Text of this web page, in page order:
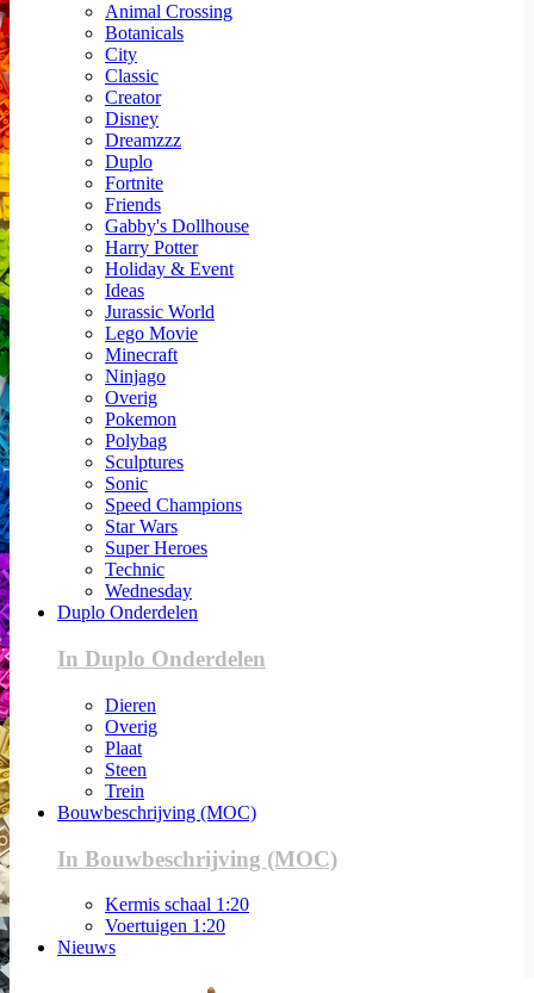
Animal Crossing
Botanicals
City
Classic
Creator
Disney
Dreamzzz
Duplo
Fortnite
Friends
Gabby's Dollhouse
Harry Potter
Holiday & Event
Ideas
Jurassic World
Lego Movie
Minecraft
Ninjago
Overig
Pokemon
Polybag
Sculptures
Sonic
Speed Champions
Star Wars
Super Heroes
Technic
Wednesday
Duplo Onderdelen
In Duplo Onderdelen
Dieren
Overig
Plaat
Steen
Trein
Bouwbeschrijving (MOC)
In Bouwbeschrijving (MOC)
Kermis schaal 1:20
Voertuigen 1:20
Nieuws